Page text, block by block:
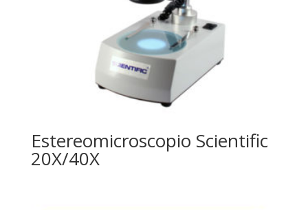
Estereomicroscopio Scientific
20X/40X